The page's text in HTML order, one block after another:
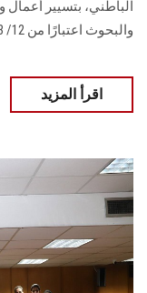
الباطني، بتسيير
والبحوث اعتبارًا من 12/ 3/ 2025
اقرأ المزيد